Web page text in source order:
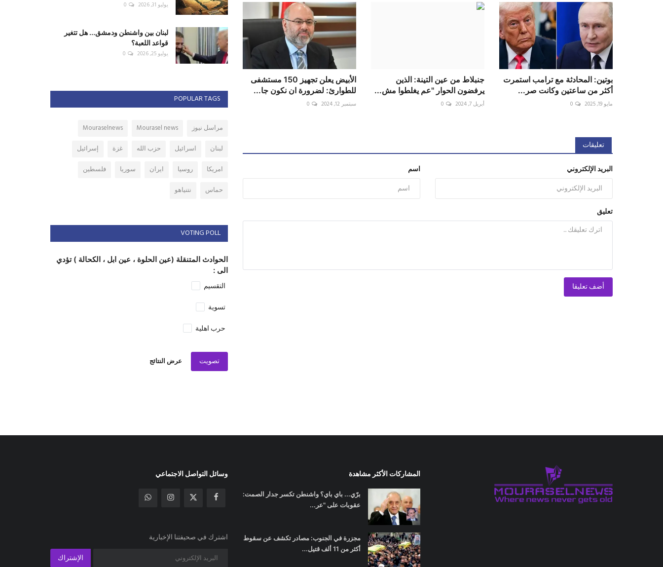
بوتين: المحادثة مع ترامب استمرت
أكثر من ساعتين وكانت صر...
مايو 19, 2025 0
جنبلاط من عين التينة: الذين
يرفضون الحوار "عم يغلطوا مش...
أبريل 7, 2024 0
الأبيض يعلن تجهيز 150 مستشفى
للطوارئ: لضرورة ان نكون جا...
سبتمبر 12, 2024 0
تعليقات
اسم البريد الإلكتروني
تعليق
أضف تعليقا
يوليو 31, 2026 0
لبنان بين واشنطن ودمشق... هل تتغير
قواعد اللعبة؟
يوليو 25, 2026 0
POPULAR TAGS
مراسل نيوز Mourasel news
Mouraselnews
لبنان
اسرائيل حزب الله غزة
إسرائيل
امريكا
روسيا ايران سوريا
فلسطين
حماس
نتنياهو
VOTING POLL
الحوادث المتنقلة (عين الحلوة ، عين ابل ، الكحالة ) تؤدي
الى :
التقسيم
تسوية
حرب اهلية
تصويت عرض النتائج
المشاركات الأكثر مشاهدة
برّي... باي باي؟ واشنطن تكسر جدار الصمت:
عقوبات على "عر...
مجزرة في الجنوب: مصادر تكشف عن سقوط
أكثر من 11 ألف قتيل...
وسائل التواصل الاجتماعي
اشترك في صحيفتنا الإخبارية
الإشتراك